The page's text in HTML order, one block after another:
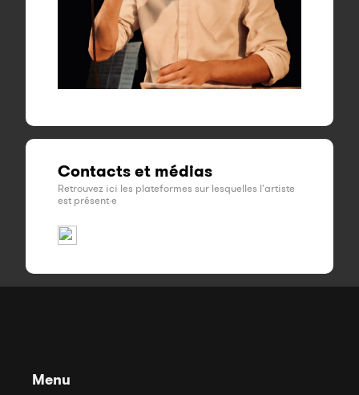
Contacts et médias
Retrouvez ici les plateformes sur lesquelles l'artiste
est présent·e
Menu